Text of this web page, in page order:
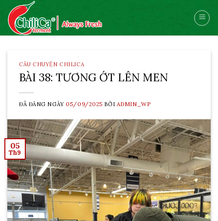
Skip
content
CÂU CHUYỆN CHILICA
BÀI 38: TƯƠNG ỚT LÊN MEN
ĐÃ ĐĂNG NGÀY05/09/2025 BỞI ADMIN_WP
05
Th9